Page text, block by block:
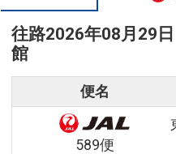
往路2026年08月29日
館
便名
589便